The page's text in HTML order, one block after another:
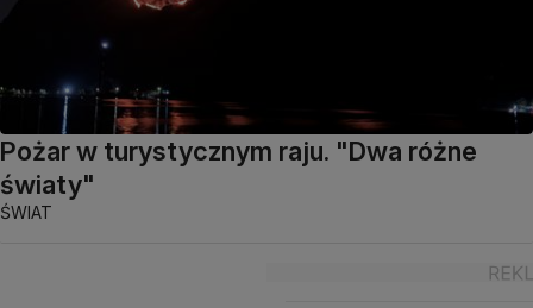
Pożar w turystycznym raju. "Dwa różne
światy"
ŚWIAT